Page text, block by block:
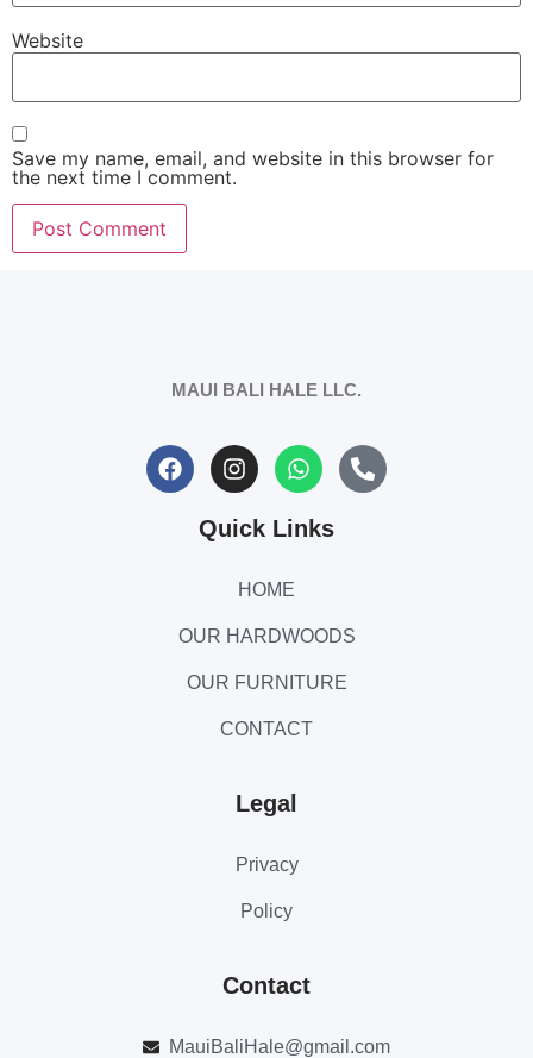
Website
Save my name, email, and website in this browser for
the next time I comment.
MAUI BALI HALE LLC.
Quick Links
HOME
OUR HARDWOODS
OUR FURNITURE
CONTACT
Legal
Privacy
Policy
Contact
MauiBaliHale@gmail.com